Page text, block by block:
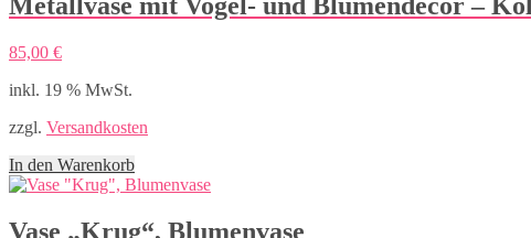
85,00 €
inkl. 19 % MwSt.
zzgl. Versandkosten
In den Warenkorb
Vase „Krug“, Blumenvase